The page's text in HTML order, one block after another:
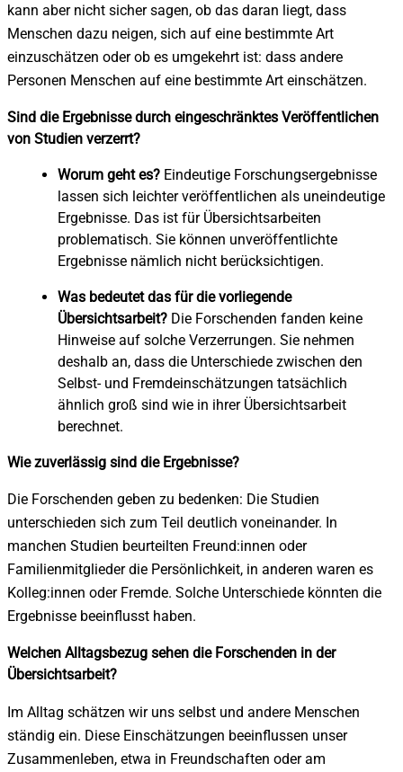
kann aber nicht sicher sagen, ob das daran liegt, dass
Menschen dazu neigen, sich auf eine bestimmte Art
einzuschätzen oder ob es umgekehrt ist: dass andere
Personen Menschen auf eine bestimmte Art einschätzen.
Sind die Ergebnisse durch eingeschränktes Veröffentlichen
von Studien verzerrt?
Worum geht es? Eindeutige Forschungsergebnisse
lassen sich leichter veröffentlichen als uneindeutige
Ergebnisse. Das ist für Übersichtsarbeiten
problematisch. Sie können unveröffentlichte
Ergebnisse nämlich nicht berücksichtigen.
Was bedeutet das für die vorliegende
Übersichtsarbeit? Die Forschenden fanden keine
Hinweise auf solche Verzerrungen. Sie nehmen
deshalb an, dass die Unterschiede zwischen den
Selbst- und Fremdeinschätzungen tatsächlich
ähnlich groß sind wie in ihrer Übersichtsarbeit
berechnet.
Wie zuverlässig sind die Ergebnisse?
Die Forschenden geben zu bedenken: Die Studien
unterschieden sich zum Teil deutlich voneinander. In
manchen Studien beurteilten Freund:innen oder
Familienmitglieder die Persönlichkeit, in anderen waren es
Kolleg:innen oder Fremde. Solche Unterschiede könnten die
Ergebnisse beeinflusst haben.
Welchen Alltagsbezug sehen die Forschenden in der
Übersichtsarbeit?
Im Alltag schätzen wir uns selbst und andere Menschen
ständig ein. Diese Einschätzungen beeinflussen unser
Zusammenleben, etwa in Freundschaften oder am